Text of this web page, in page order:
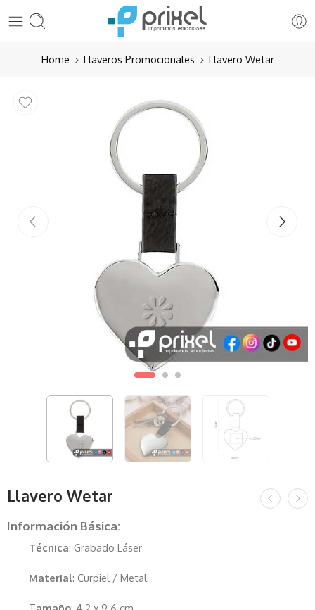
Home Llaveros Promocionales Llavero Wetar
Llavero Wetar
Información Básica:
Técnica: Grabado Láser
Material: Curpiel / Metal